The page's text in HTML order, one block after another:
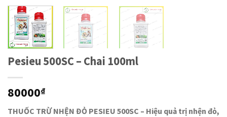
Pesieu 500SC – Chai 100ml
80000₫
THUỐC TRỪ NHỆN ĐỎ PESIEU 500SC – Hiệu quả trị nhện đỏ,